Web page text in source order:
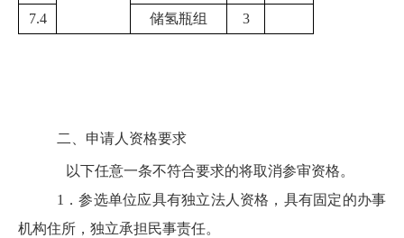
7.4
储氢瓶组
3
二、 申请人资格要求
以下任意一条不符合要求的将取消参审资格。
1．参选单位应具有独立法人资格，具有固定的办事
机构住所，独立承担民事责任。